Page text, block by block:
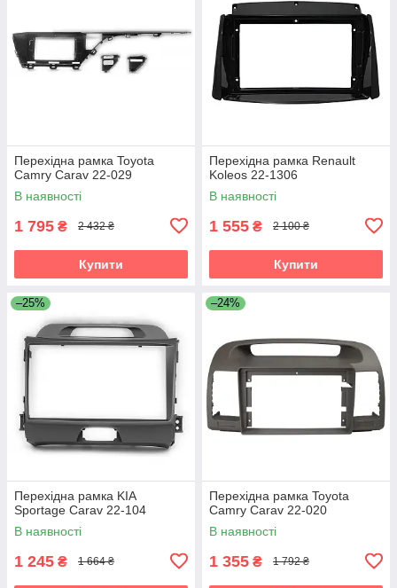
Перехідна рамка Toyota
Camry Carav 22-029
В наявності
1 795 ₴ 2 432 ₴
Купити
Перехідна рамка Renault
Koleos 22-1306
В наявності
1 555 ₴ 2 100 ₴
Купити
–25%
Перехідна рамка KIA
Sportage Carav 22-104
В наявності
1 245 ₴ 1 664 ₴
–24%
Перехідна рамка Toyota
Camry Carav 22-020
В наявності
1 355 ₴ 1 792 ₴